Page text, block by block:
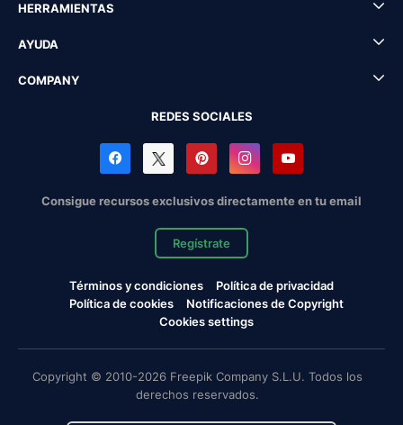
HERRAMIENTAS
AYUDA
COMPANY
REDES SOCIALES
Consigue recursos exclusivos directamente en tu email
Regístrate
Términos y condiciones
Política de privacidad
Política de cookies
Notificaciones de Copyright
Cookies settings
Copyright © 2010-2026 Freepik Company S.L.U. Todos los
derechos reservados.